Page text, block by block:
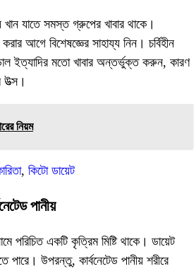
খান যাতে সমস্ত গ্রুপের খাবার থাকে।
আগে বিশেষজ্ঞের সাহায্য নিন। চর্বিহীন
ইত্যাদির মতো খাবার অন্তর্ভুক্ত করুন, কারণ
উত্স।
নিয়ম
, কিটো ডায়েট
পানীয়
পরিচিত একটি কৃত্রিম মিষ্টি থাকে। ডায়েট
পারে। উপরন্তু, কার্বনেটেড পানীয় শরীরে